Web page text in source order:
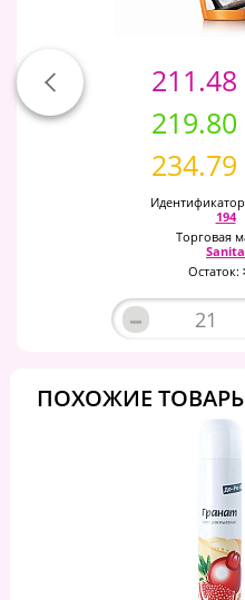
194
Торговая
Sanita
Остаток:
–
ПОХОЖИЕ